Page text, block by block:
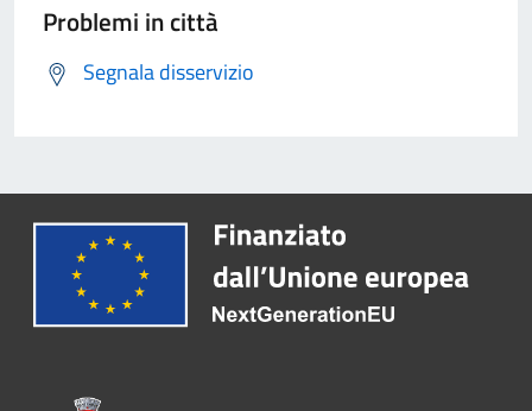
Problemi in città
Segnala disservizio